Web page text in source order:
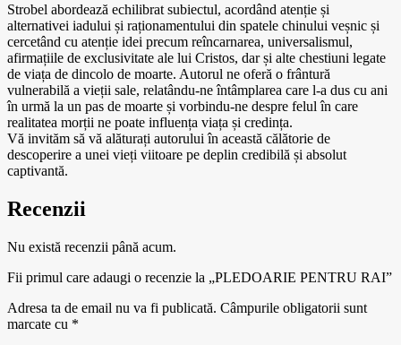
Strobel abordează echilibrat subiectul, acordând atenție și
alternativei iadului și raționamentului din spatele chinului veșnic și
cercetând cu atenție idei precum reîncarnarea, universalismul,
afirmațiile de exclusivitate ale lui Cristos, dar și alte chestiuni legate
de viața de dincolo de moarte. Autorul ne oferă o frântură
vulnerabilă a vieții sale, relatându-ne întâmplarea care l-a dus cu ani
în urmă la un pas de moarte și vorbindu-ne despre felul în care
realitatea morții ne poate influența viața și credința.
Vă invităm să vă alăturați autorului în această călătorie de
descoperire a unei vieți viitoare pe deplin credibilă și absolut
captivantă.
Recenzii
Nu există recenzii până acum.
Fii primul care adaugi o recenzie la „PLEDOARIE PENTRU RAI”
Adresa ta de email nu va fi publicată. Câmpurile obligatorii sunt
marcate cu *